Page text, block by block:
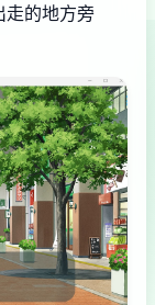
走的地方旁